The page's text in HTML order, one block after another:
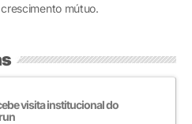
mútuo.
visita institucional do